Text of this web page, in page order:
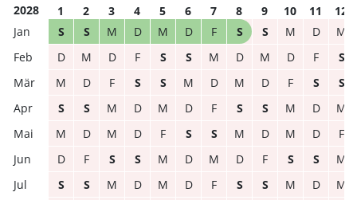
2028 1 2 3 4 5 6 7 8 9 10 11
12
S
S M D M D F S S M D
M
D
M D F S S M D M D F
S
M
D F S S M D M D F S
S
S
S M D M D F S S M D
M
M
D M D F S S M D M D
F
D
F S S M D M D F S S
M
S
S M D M D F S S M D
M